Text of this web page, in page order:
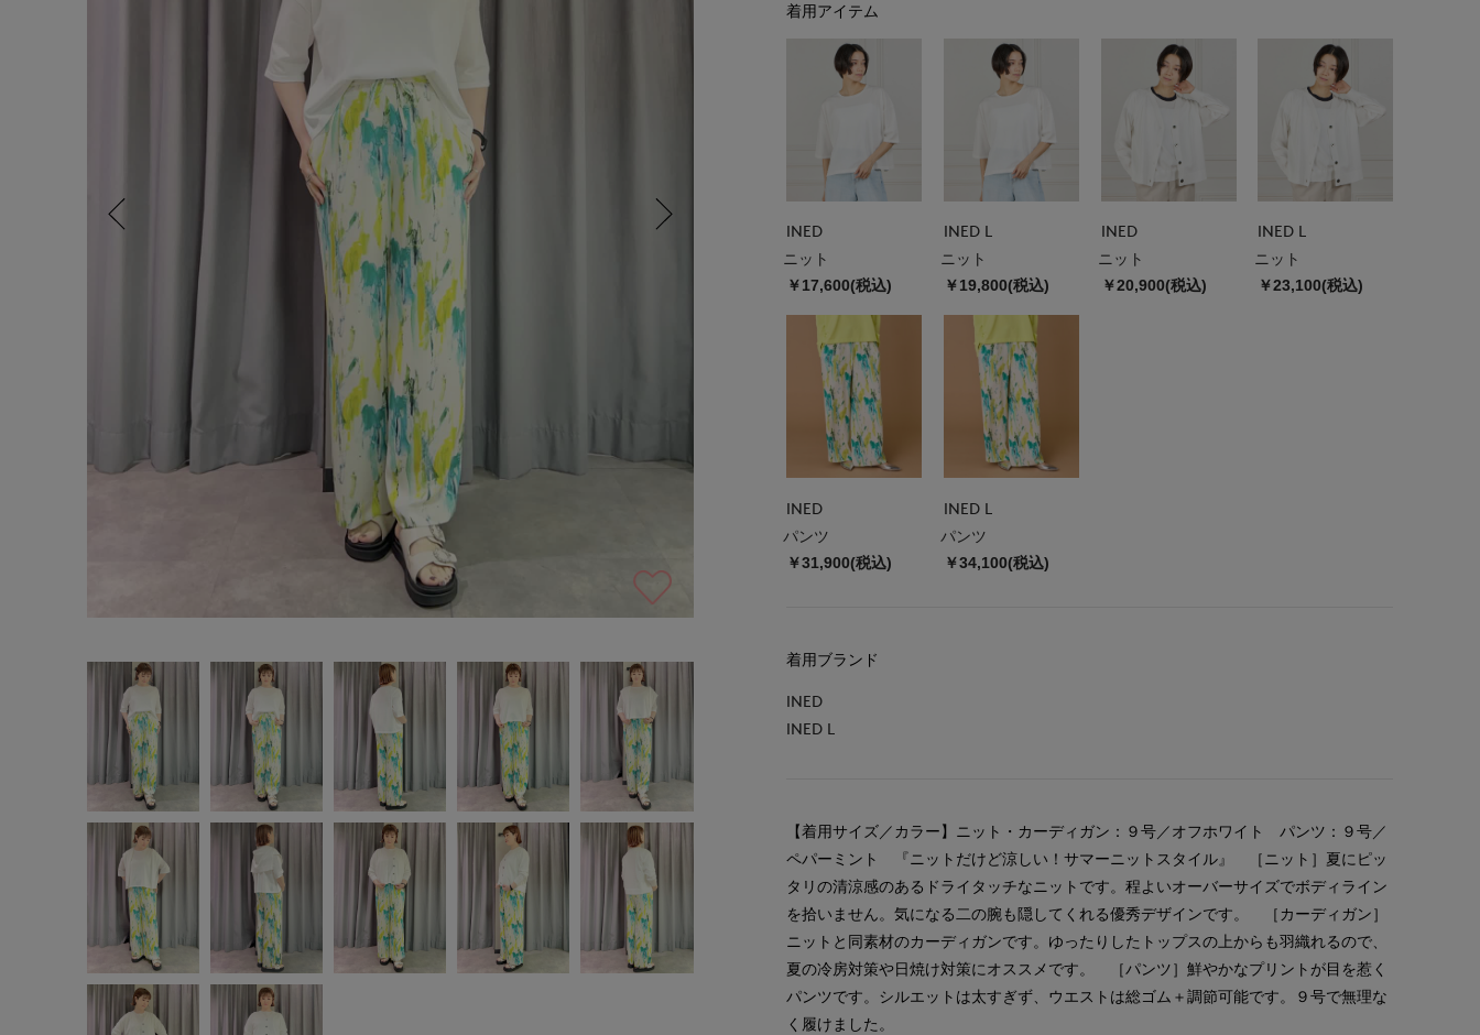
着用アイテム
INED
ニット
￥17,600(税込)
INED L
ニット
￥19,800(税込)
INED
ニット
￥20,900(税込)
INED L
ニット
￥23,100(税込)
INED
パンツ
￥31,900(税込)
INED L
パンツ
￥34,100(税込)
着用ブランド
INED
INED L
【着用サイズ／カラー】ニット・カーディガン：９号／オフホワイト パンツ：９号／
ペパーミント 『ニットだけど涼しい！サマーニットスタイル』 ［ニット］夏にピッ
タリの清涼感のあるドライタッチなニットです。程よいオーバーサイズでボディライン
を拾いません。気になる二の腕も隠してくれる優秀デザインです。 ［カーディガン］
ニットと同素材のカーディガンです。ゆったりしたトップスの上からも羽織れるので、
夏の冷房対策や日焼け対策にオススメです。 ［パンツ］鮮やかなプリントが目を惹く
パンツです。シルエットは太すぎず、ウエストは総ゴム＋調節可能です。９号で無理な
く履けました。